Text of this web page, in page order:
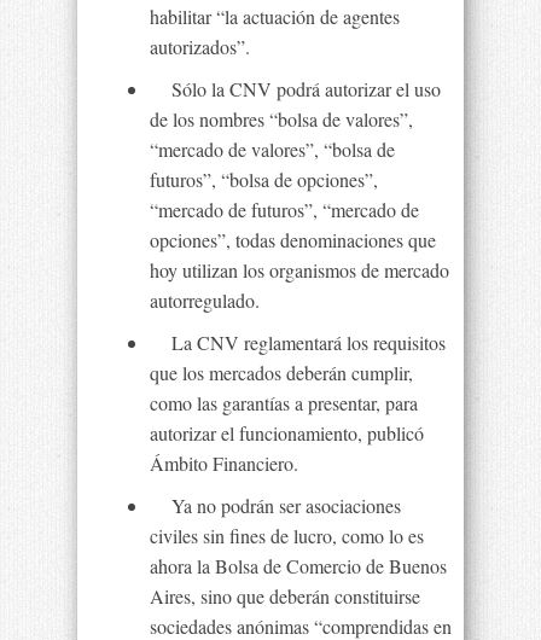
habilitar “la actuación de agentes
autorizados”.
Sólo la CNV podrá autorizar el uso
de los nombres “bolsa de valores”,
“mercado de valores”, “bolsa de
futuros”, “bolsa de opciones”,
“mercado de futuros”, “mercado de
opciones”, todas denominaciones que
hoy utilizan los organismos de mercado
autorregulado.
La CNV reglamentará los requisitos
que los mercados deberán cumplir,
como las garantías a presentar, para
autorizar el funcionamiento, publicó
Ámbito Financiero.
Ya no podrán ser asociaciones
civiles sin fines de lucro, como lo es
ahora la Bolsa de Comercio de Buenos
Aires, sino que deberán constituirse
sociedades anónimas “comprendidas en